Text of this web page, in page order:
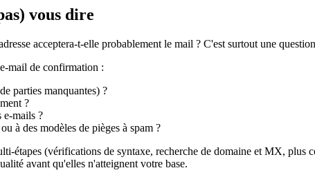
vous dire
acceptera-t-elle probablement le mail ? C'est surtout une
mail de confirmation :
parties manquantes) ?
?
e-mails ?
à des modèles de pièges à spam ?
(vérifications de syntaxe, recherche de domaine et MX, plus
avant qu'elles n'atteignent votre base.